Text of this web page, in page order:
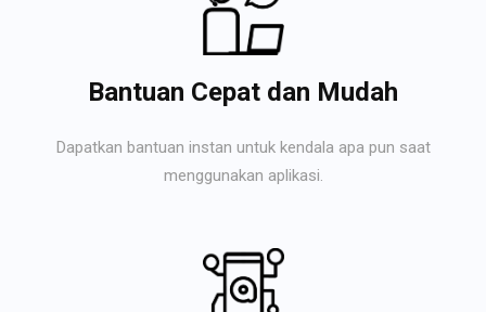
Bantuan Cepat dan Mudah
Dapatkan bantuan instan untuk kendala apa pun saat
menggunakan aplikasi.